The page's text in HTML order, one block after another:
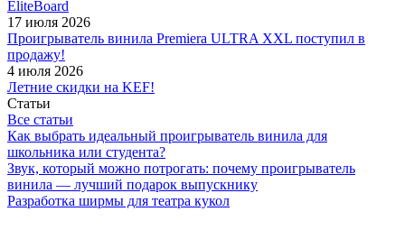
EliteBoard
17 июля 2026
Проигрыватель винила Premiera ULTRA XXL поступил в
продажу!
4 июля 2026
Летние скидки на KEF!
Статьи
Все статьи
Как выбрать идеальный проигрыватель винила для
школьника или студента?
Звук, который можно потрогать: почему проигрыватель
винила — лучший подарок выпускнику
Разработка ширмы для театра кукол